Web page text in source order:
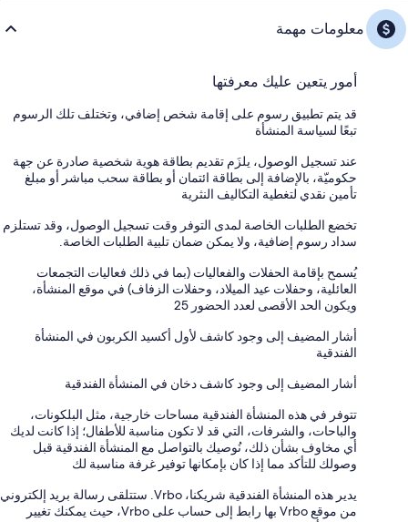
معلومات مهمة
أمور يتعين عليك معرفتها
قد يتم تطبيق رسوم على إقامة شخص إضافي، وتختلف تلك الرسوم
تبعًا لسياسة المنشأة
عند تسجيل الوصول، يلزَم تقديم بطاقة هوية شخصية صادرة عن جهة
حكوميّة، بالإضافة إلى بطاقة ائتمان أو بطاقة سحب مباشر أو مبلغ
تأمين نقدي لتغطية التكاليف النثرية
تخضع الطلبات الخاصة لمدى التوفر وقت تسجيل الوصول، وقد تستلزم
سداد رسوم إضافية، ولا يمكن ضمان تلبية الطلبات الخاصة.
يُسمح بإقامة الحفلات والفعاليات (بما في ذلك فعاليات التجمعات
العائلية، وحفلات عيد الميلاد، وحفلات الزفاف) في موقع المنشأة،
ويكون الحد الأقصى لعدد الحضور 25
أشار المضيف إلى وجود كاشف لأول أكسيد الكربون في المنشأة
الفندقية
أشار المضيف إلى وجود كاشف دخان في المنشأة الفندقية
تتوفر في هذه المنشأة الفندقية مساحات خارجية، مثل البلكونات،
والباحات، والشرفات، التي قد لا تكون مناسبة للأطفال؛ إذا كانت لديك
أي مخاوف بشأن ذلك، نُوصيك بالتواصل مع المنشأة الفندقية قبل
وصولك للتأكد مما إذا كان بإمكانها توفير غرفة مناسبة لك
يدير هذه المنشأة الفندقية شريكنا، Vrbo. ستتلقى رسالة بريد إلكتروني
من موقع Vrbo بها رابط إلى حساب على Vrbo، حيث يمكنك تغيير